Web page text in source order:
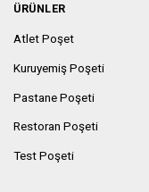
ÜRÜNLER
Atlet Poşet
Kuruyemiş Poşeti
Pastane Poşeti
Restoran Poşeti
Test Poşeti